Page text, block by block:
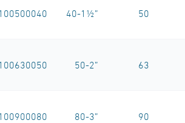
40-1½” 50
50-2” 63
80-3” 90